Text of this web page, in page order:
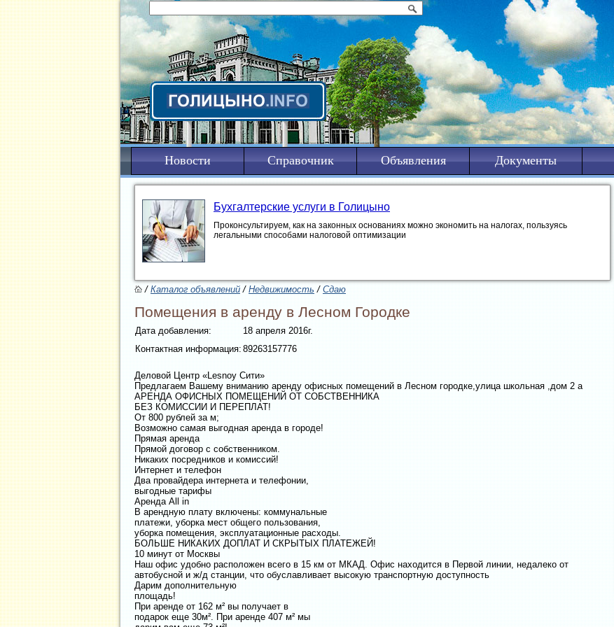
Новости Справочник Объявления Документы
Бухгалтерские услуги в Голицыно
Проконсультируем, как на законных основаниях можно экономить на налогах, пользуясь
легальными способами налоговой оптимизации
/Каталог объявлений/Недвижимость/Сдаю
Помещения в аренду в Лесном Городке
Дата добавления:
18 апреля 2016г.
Контактная информация:89263157776
Деловой Центр «Lesnoy Сити»
Предлагаем Вашему вниманию аренду офисных помещений в Лесном городке,улица школьная ,дом 2 а
АРЕНДА ОФИСНЫХ ПОМЕЩЕНИЙ ОТ СОБСТВЕННИКА
БЕЗ КОМИССИИ И ПЕРЕПЛАТ!
От 800 рублей за м;
Возможно самая выгодная аренда в городе!
Прямая аренда
Прямой договор с собственником.
Никаких посредников и комиссий!
Интернет и телефон
Два провайдера интернета и телефонии,
выгодные тарифы
Аренда All in
В арендную плату включены: коммунальные
платежи, уборка мест общего пользования,
уборка помещения, эксплуатационные расходы.
БОЛЬШЕ НИКАКИХ ДОПЛАТ И СКРЫТЫХ ПЛАТЕЖЕЙ!
10 минут от Москвы
Наш офис удобно расположен всего в 15 км от МКАД. Офис находится в Первой линии, недалеко от
автобусной и ж/д станции, что обуславливает высокую транспортную доступность
Дарим дополнительную
площадь!
При аренде от 162 м² вы получает в
подарок еще 30м². При аренде 407 м² мы